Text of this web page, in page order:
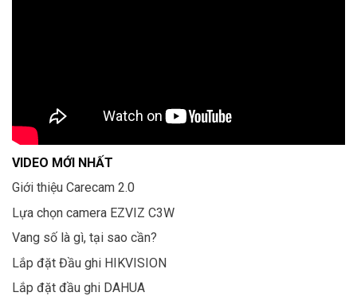
VIDEO MỚI NHẤT
Giới thiệu Carecam 2.0
Lựa chọn camera EZVIZ C3W
Vang số là gì, tại sao cần?
Lắp đặt Đầu ghi HIKVISION
Lắp đặt đầu ghi DAHUA